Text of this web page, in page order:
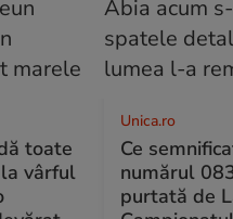
toate
vârful
Unica.ro
Ce
numărul
purtată de